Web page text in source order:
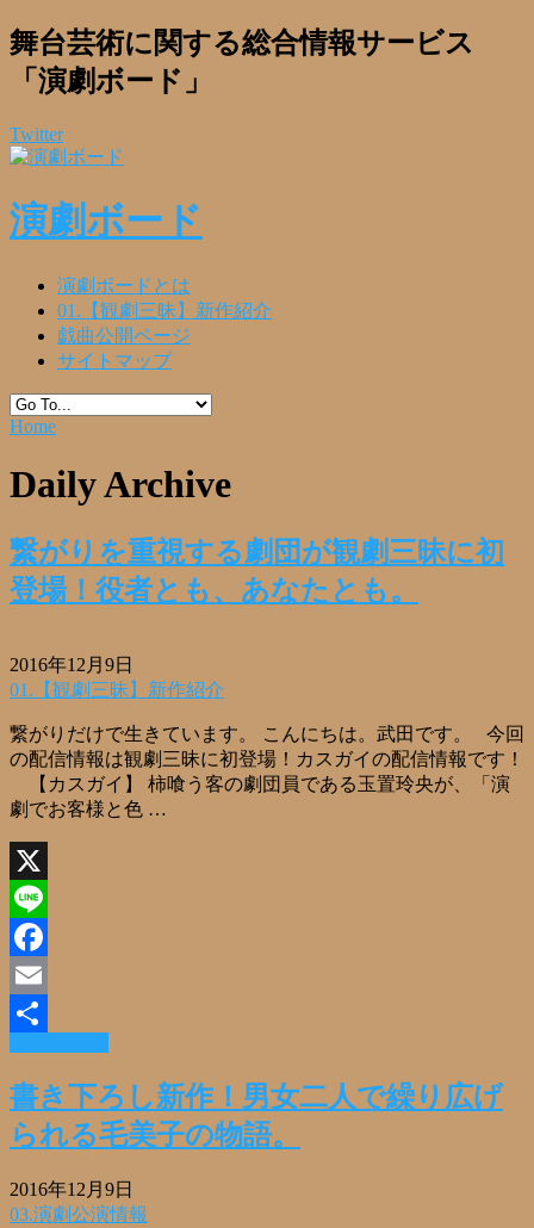
舞台芸術に関する総合情報サービス
「演劇ボード」
Twitter
演劇ボード
演劇ボードとは
01.【観劇三昧】新作紹介
戯曲公開ページ
サイトマップ
Home
Daily Archive
繋がりを重視する劇団が観劇三昧に初
登場！役者とも、あなたとも。
2016年12月9日
01.【観劇三昧】新作紹介
繋がりだけで生きています。 こんにちは。武田です。 今回
の配信情報は観劇三昧に初登場！カスガイの配信情報です！
【カスガイ】 柿喰う客の劇団員である玉置玲央が、「演
劇でお客様と色 …
X
Line
Facebook
Email
共
有
書き下ろし新作！男女二人で繰り広げ
られる毛美子の物語。
2016年12月9日
03.演劇公演情報